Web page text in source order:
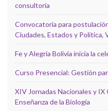
consultoría
Convocatoria para
Ciudades, Estados y Política,
Fe y Alegría Bolivia inicia la
Curso Presencial: Gestión
XIV Jornadas Nacionales y
Enseñanza de la Biología